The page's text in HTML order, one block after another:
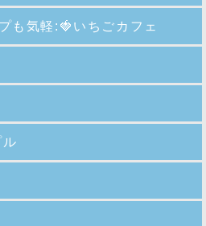
も気軽:🍓いちごカフェ